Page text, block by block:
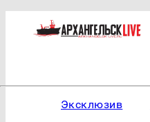
Эксклюзив